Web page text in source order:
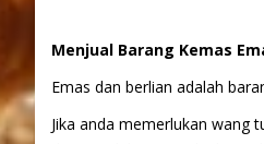
Menjual Barang Kemas
Emas dan berlian adalah
Jika anda memerlukan wang